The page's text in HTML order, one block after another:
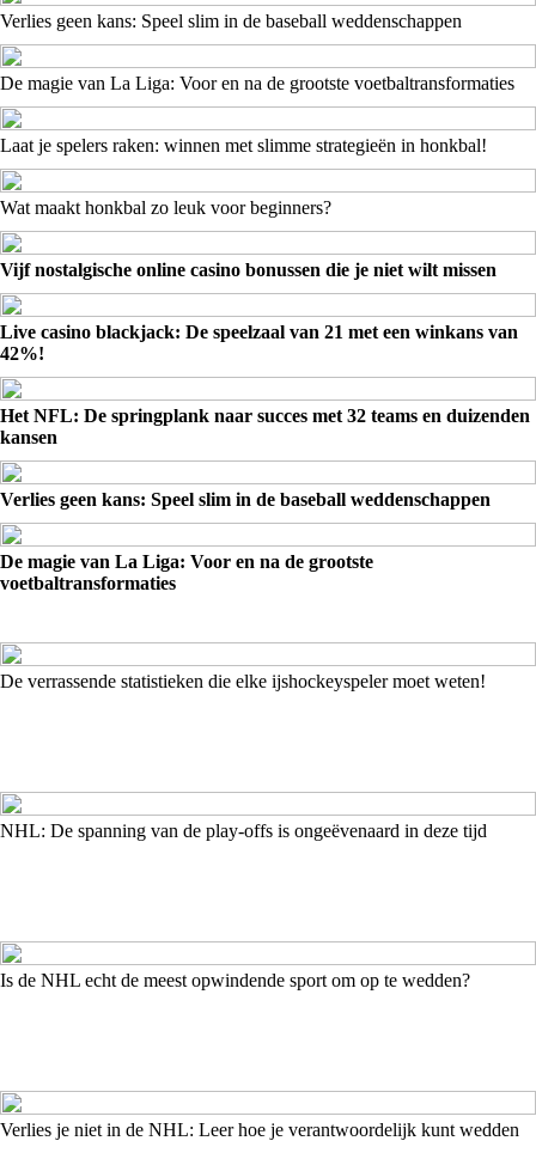
Verlies geen kans: Speel slim in de baseball weddenschappen
De magie van La Liga: Voor en na de grootste voetbaltransformaties
Laat je spelers raken: winnen met slimme strategieën in honkbal!
Wat maakt honkbal zo leuk voor beginners?
Vijf nostalgische online casino bonussen die je niet wilt missen
Live casino blackjack: De speelzaal van 21 met een winkans van
42%!
Het NFL: De springplank naar succes met 32 teams en duizenden
kansen
Verlies geen kans: Speel slim in de baseball weddenschappen
De magie van La Liga: Voor en na de grootste
voetbaltransformaties
De verrassende statistieken die elke ijshockeyspeler moet weten!
NHL: De spanning van de play-offs is ongeëvenaard in deze tijd
Is de NHL echt de meest opwindende sport om op te wedden?
Verlies je niet in de NHL: Leer hoe je verantwoordelijk kunt wedden